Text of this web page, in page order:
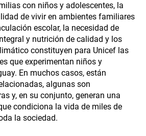
con niños y adolescentes, la
de vivir en ambientes familiares
escolar, la necesidad de
y nutrición de calidad y los
constituyen para Unicef las
que experimentan niños y
En muchos casos, están
algunas son
y, en su conjunto, generan una
condiciona la vida de miles de
la sociedad.